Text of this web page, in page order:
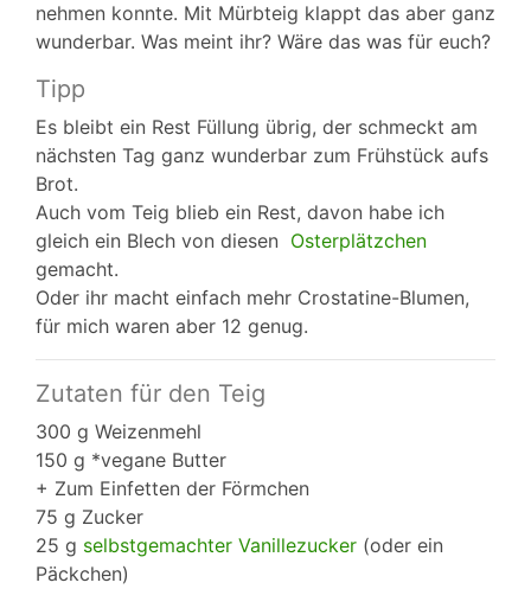
nehmen konnte. Mit Mürbteig klappt das aber ganz
wunderbar. Was meint ihr? Wäre das was für euch?
Tipp
Es bleibt ein Rest Füllung übrig, der schmeckt am
nächsten Tag ganz wunderbar zum Frühstück aufs
Brot.
Auch vom Teig blieb ein Rest, davon habe ich
gleich ein Blech von diesen Osterplätzchen
gemacht.
Oder ihr macht einfach mehr Crostatine-Blumen,
für mich waren aber 12 genug.
Zutaten für den Teig
300 g Weizenmehl
150 g *vegane Butter
+ Zum Einfetten der Förmchen
75 g Zucker
25 g selbstgemachter Vanillezucker (oder ein
Päckchen)